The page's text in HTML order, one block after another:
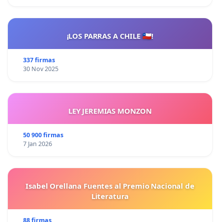
¡LOS PARRAS A CHILE 🇨🇱!
337 firmas
30 Nov 2025
LEY JEREMIAS MONZON
50 900 firmas
7 Jan 2026
Isabel Orellana Fuentes al Premio Nacional de
Literatura